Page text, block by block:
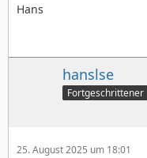
Hans
hanslse
Fortgeschrittener
25. August 2025 um 18:01